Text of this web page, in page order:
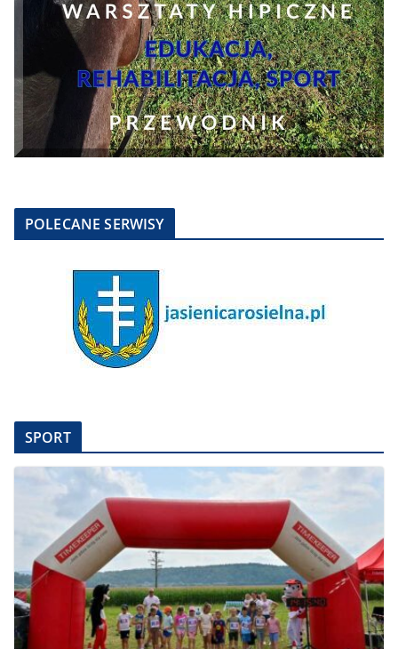
POLECANE SERWISY
SPORT